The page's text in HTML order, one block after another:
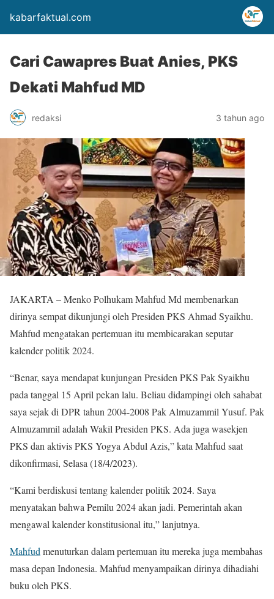
kabarfaktual.com
Cari Cawapres Buat Anies, PKS
Dekati Mahfud MD
redaksi 3 tahun ago
JAKARTA – Menko Polhukam Mahfud Md membenarkan
dirinya sempat dikunjungi oleh Presiden PKS Ahmad Syaikhu.
Mahfud mengatakan pertemuan itu membicarakan seputar
kalender politik 2024.
“Benar, saya mendapat kunjungan Presiden PKS Pak Syaikhu
pada tanggal 15 April pekan lalu. Beliau didampingi oleh sahabat
saya sejak di DPR tahun 2004-2008 Pak Almuzammil Yusuf. Pak
Almuzammil adalah Wakil Presiden PKS. Ada juga wasekjen
PKS dan aktivis PKS Yogya Abdul Azis,” kata Mahfud saat
dikonfirmasi, Selasa (18/4/2023).
“Kami berdiskusi tentang kalender politik 2024. Saya
menyatakan bahwa Pemilu 2024 akan jadi. Pemerintah akan
mengawal kalender konstitusional itu,” lanjutnya.
Mahfud menuturkan dalam pertemuan itu mereka juga membahas
masa depan Indonesia. Mahfud menyampaikan dirinya dihadiahi
buku oleh PKS.